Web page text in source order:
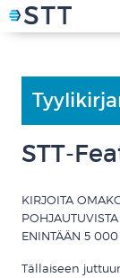
STT-
KIRJOITA
ENINTÄÄN 5 000
Tällaiseen